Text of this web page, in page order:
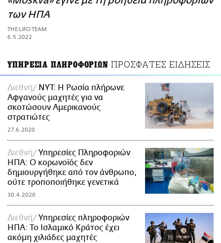
ΑΜΠΑ
PRINT
των ΗΠΑ
THE LIFO TEAM
6.5.2022
ΥΠΗΡΕΣΙΑ ΠΛΗΡΟΦΟΡΙΩΝ ΠΡΟΣΦΑΤΕΣ ΕΙΔΗΣΕΙΣ
Διεθνή
NYT: Η Ρωσία πλήρωνε
Αφγανούς μαχητές για να
σκοτώσουν Αμερικανούς
στρατιώτες
27.6.2020
Διεθνή
Υπηρεσίες Πληροφοριών
ΗΠΑ: O κορωνοϊός δεν
δημιουργήθηκε από τον άνθρωπο,
ούτε τροποποιήθηκε γενετικά
30.4.2020
Διεθνή
Υπηρεσίες πληροφοριών
ΗΠΑ: Το Ισλαμικό Κράτος έχει
ακόμη χιλιάδες μαχητές